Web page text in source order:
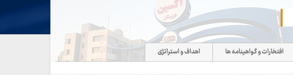
افتخارات و گواهینامه ها اهداف و استراتژی